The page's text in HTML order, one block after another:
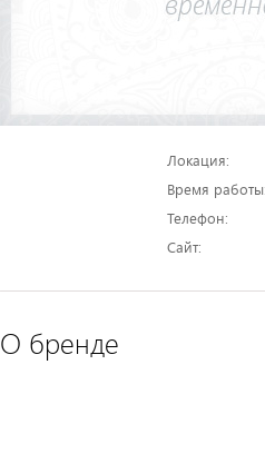
Локация:
Время работы:
Телефон:
Сайт:
О бренде